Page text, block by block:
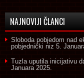
NAJNOVIJI ČLANCI
Sloboda pobjedom nad
pobjednički niz 5.
Tuzla uputila inicijativu
Januara 2025.